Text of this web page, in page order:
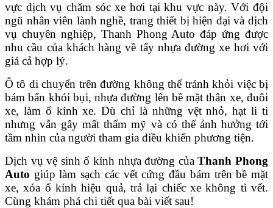
vực dịch vụ chăm sóc xe hơi tại khu vực này. Với đội
ngũ nhân viên lành nghề, trang thiết bị hiện đại và dịch
vụ chuyên nghiệp, Thanh Phong Auto đáp ứng được
nhu cầu của khách hàng về tẩy nhựa đường xe hơi với
giá cả hợp lý.
Ô tô di chuyển trên đường không thể tránh khỏi việc bị
bám bẩn khói bụi, nhựa đường lên bề mặt thân xe, đuôi
xe, làm ố kính xe. Dù chỉ là những vệt nhỏ, hạt li ti
nhưng vẫn gây mất thẩm mỹ và có thể ảnh hưởng tới
tầm nhìn của người tham gia điều khiển phương tiện.
Dịch vụ vệ sinh ố kính nhựa đường củaThanh Phong
Auto giúp làm sạch các vết cứng đầu bám trên bề mặt
xe, xóa ố kính hiệu quả, trả lại chiếc xe không tì vết.
Cùng khám phá chi tiết qua bài viết sau!